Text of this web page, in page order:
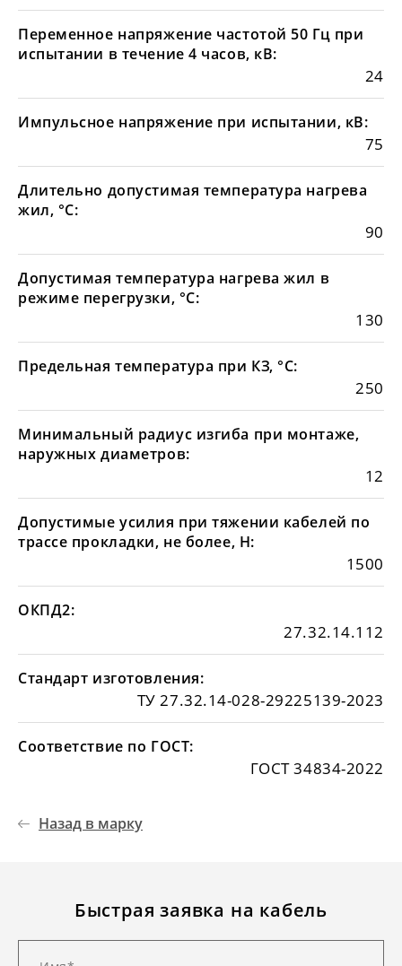
Переменное напряжение частотой 50 Гц при
испытании в течение 4 часов, кВ:
24
Импульсное напряжение при испытании, кВ:
75
Длительно допустимая температура нагрева
жил, °С:
90
Допустимая температура нагрева жил в
режиме перегрузки, °С:
130
Предельная температура при КЗ, °С:
250
Минимальный радиус изгиба при монтаже,
наружных диаметров:
12
Допустимые усилия при тяжении кабелей по
трассе прокладки, не более, Н:
1500
ОКПД2:
27.32.14.112
Стандарт изготовления:
ТУ 27.32.14-028-29225139-2023
Соответствие по ГОСТ:
ГОСТ 34834-2022
Назад в марку
Быстрая заявка на кабель